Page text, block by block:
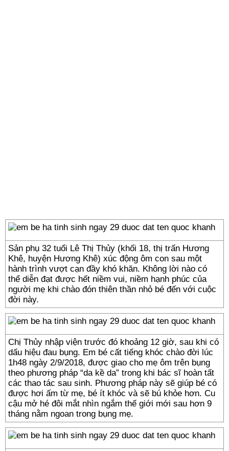
Sản phụ 32 tuổi Lê Thị Thủy (khối 18, thị trấn Hương
Khê, huyện Hương Khê) xúc động ôm con sau một
hành trình vượt cạn đầy khó khăn. Không lời nào có
thể diễn đạt được hết niềm vui, niềm hạnh phúc của
người mẹ khi chào đón thiên thần nhỏ bé đến với cuộc
đời này.
Chị Thủy nhập viện trước đó khoảng 12 giờ, sau khi có
dấu hiệu đau bụng. Em bé cất tiếng khóc chào đời lúc
1h48 ngày 2/9/2018, được giao cho mẹ ôm trên bụng
theo phương pháp “da kề da” trong khi bác sĩ hoàn tất
các thao tác sau sinh. Phương pháp này sẽ giúp bé có
được hơi ấm từ mẹ, bé ít khóc và sẽ bú khỏe hơn. Cu
cậu mở hé đôi mắt nhìn ngắm thế giới mới sau hơn 9
tháng nằm ngoan trong bụng mẹ.